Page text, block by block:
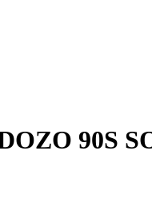
90S